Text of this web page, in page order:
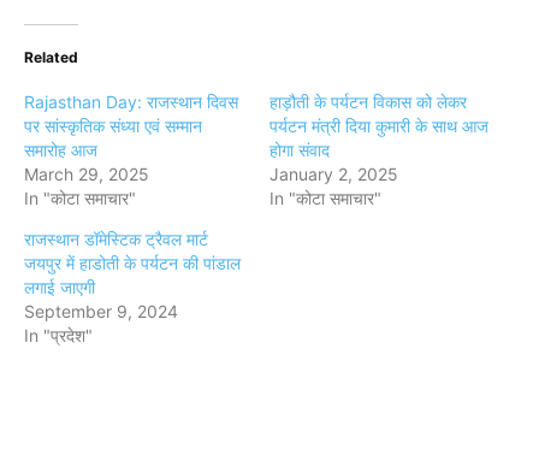
Related
Rajasthan Day: राजस्थान दिवस
पर सांस्कृतिक संध्या एवं सम्मान
समारोह आज
March 29, 2025
In "कोटा समाचार"
हाड़ौती के पर्यटन विकास को लेकर
पर्यटन मंत्री दिया कुमारी के साथ आज
होगा संवाद
January 2, 2025
In "कोटा समाचार"
राजस्थान डॉमेस्टिक ट्रैवल मार्ट
जयपुर में हाडोती के पर्यटन की पांडाल
लगाई जाएगी
September 9, 2024
In "प्रदेश"